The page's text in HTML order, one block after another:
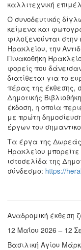
καλλιτεχνική
Ο συνοδευτικός
κείμενα και
φιλοξενούνται
Ηρακλείου, την
Πινακοθήκη
φορείς που
διατίθεται για το
πέρας της έκθεσης,
Δημοτικής
έκδοση, η οποία
με πρώτη
έργων του
Τα έργα της Δωρεάς
Ηρακλείου
ιστοσελίδα της
σύνδεσμο: https://
Αναδρομική έκθεση
12 Μαΐου 2026 – 12
Βασιλική Αγίου